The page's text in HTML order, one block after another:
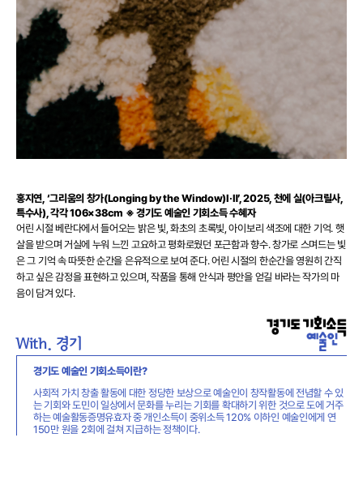
홍지연, ‘그리움의 창가(Longing by the Window)Ⅰ·Ⅱ’, 2025, 천에 실(아크릴사,
특수사), 각각 106×38cm ※ 경기도 예술인 기회소득 수혜자
어린 시절 베란다에서 들어오는 밝은 빛, 화초의 초록빛, 아이보리 색조에 대한 기억. 햇
살을 받으며 거실에 누워 느낀 고요하고 평화로웠던 포근함과 향수. 창가로 스며드는 빛
은 그 기억 속 따뜻한 순간을 은유적으로 보여 준다. 어린 시절의 한순간을 영원히 간직
하고 싶은 감정을 표현하고 있으며, 작품을 통해 안식과 평안을 얻길 바라는 작가의 마
음이 담겨 있다.
With. 경기
경기도 예술인 기회소득이란?
사회적 가치 창출 활동에 대한 정당한 보상으로 예술인이 창작활동에 전념할 수 있
는 기회와 도민이 일상에서 문화를 누리는 기회를 확대하기 위한 것으로 도에 거주
하는 예술활동증명유효자 중 개인소득이 중위소득 120% 이하인 예술인에게 연
150만 원을 2회에 걸쳐 지급하는 정책이다.